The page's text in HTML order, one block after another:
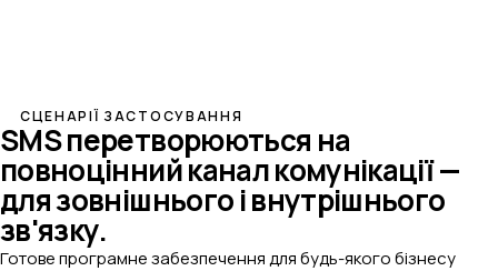
СЦЕНАРІЇ ЗАСТОСУВАННЯ
SMS перетворюються на
повноцінний канал комунікації—
для зовнішнього і внутрішнього
зв'язку.
Готове програмне забезпечення для будь-якого бізнесу